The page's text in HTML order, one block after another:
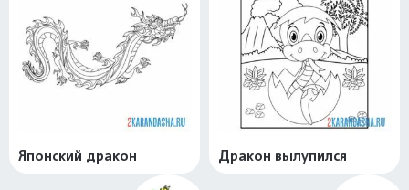
Японский дракон Дракон вылупился